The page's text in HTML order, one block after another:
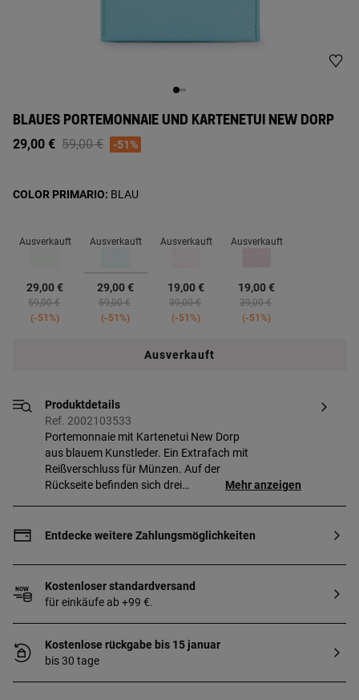
BLAUES PORTEMONNAIE UND KARTENETUI NEW DORP
29,00 € Price reduced from
59,00 €to-51%
Ausverkauft
29,00 €
Price reduced from
59,00 €to
-51%
Ausverkauft
Ausgewählt
29,00 €
Price reduced from
59,00 €to
-51%
Ausverkauft
19,00 €
Price reduced from
39,00 €to
-51%
Ausverkauft
19,00 €
Price reduced from
39,00 €to
-51%
COLOR PRIMARIO: BLAU
Ausverkauft
Produktdetails
Ref. 2002103533
Portemonnaie mit Kartenetui New Dorp
aus blauem Kunstleder. Ein Extrafach mit
Reißverschluss für Münzen. Auf der
Rückseite befinden sich drei
(Höhe x Breite x Tiefe):
Mehr anzeigen
Entdecke weitere Zahlungsmöglichkeiten
Kostenloser standardversand
für einkäufe ab +99 €.
Kostenlose rückgabe bis 15 januar
bis 30 tage